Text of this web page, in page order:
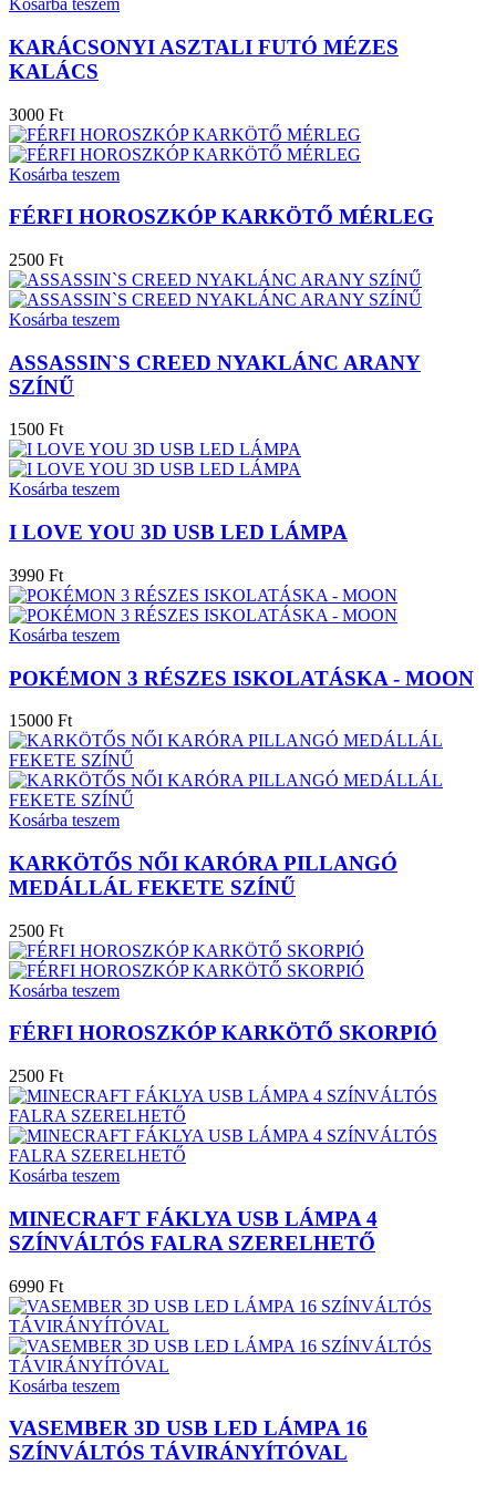
Kosárba teszem
KARÁCSONYI ASZTALI FUTÓ MÉZES
KALÁCS
3000 Ft
Kosárba teszem
FÉRFI HOROSZKÓP KARKÖTŐ MÉRLEG
2500 Ft
Kosárba teszem
ASSASSIN`S CREED NYAKLÁNC ARANY
SZÍNŰ
1500 Ft
Kosárba teszem
I LOVE YOU 3D USB LED LÁMPA
3990 Ft
Kosárba teszem
POKÉMON 3 RÉSZES ISKOLATÁSKA - MOON
15000 Ft
Kosárba teszem
KARKÖTŐS NŐI KARÓRA PILLANGÓ
MEDÁLLÁL FEKETE SZÍNŰ
2500 Ft
Kosárba teszem
FÉRFI HOROSZKÓP KARKÖTŐ SKORPIÓ
2500 Ft
Kosárba teszem
MINECRAFT FÁKLYA USB LÁMPA 4
SZÍNVÁLTÓS FALRA SZERELHETŐ
6990 Ft
Kosárba teszem
VASEMBER 3D USB LED LÁMPA 16
SZÍNVÁLTÓS TÁVIRÁNYÍTÓVAL